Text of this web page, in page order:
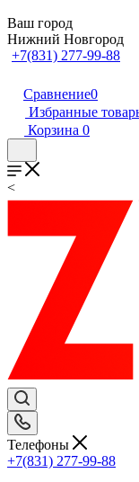
Ваш город
Нижний Новгород
+7(831) 277-99-88
Сравнение0
Избранные
Корзина 0
<
Телефоны
+7(831) 277-99-88